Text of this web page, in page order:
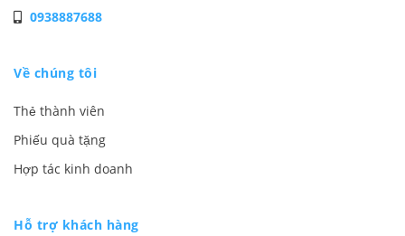
0938887688
Về chúng tôi
Thẻ thành viên
Phiếu quà tặng
Hợp tác kinh doanh
Hỗ trợ khách hàng